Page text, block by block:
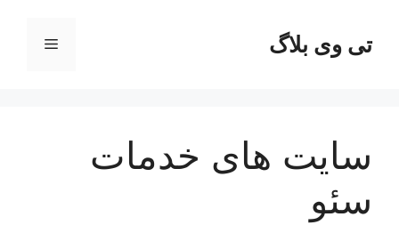
محتواتی وی بلاگ فهرست
سایت های خدمات
سئو